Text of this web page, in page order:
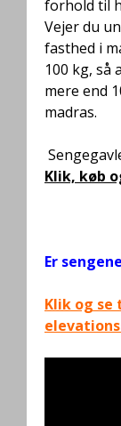
forhold til
Vejer du
fasthed i
100 kg, så
mere end
madras.
Klik, køb
Er
Klik og